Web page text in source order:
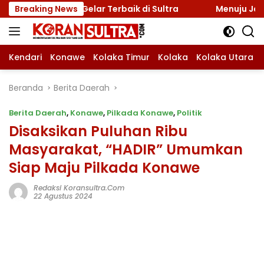
Langsung
ke
konten
Breaking News
Gelar Terbaik di Sultra Menuju Jamnas 2026,
Kendari Konawe Kolaka Timur Kolaka Kolaka Utara
Beranda Berita Daerah
Berita Daerah, Konawe, Pilkada Konawe, Politik
Disaksikan Puluhan Ribu
Masyarakat, “HADIR” Umumkan
Siap Maju Pilkada Konawe
Redaksi Koransultra.com
22 Agustus 2024